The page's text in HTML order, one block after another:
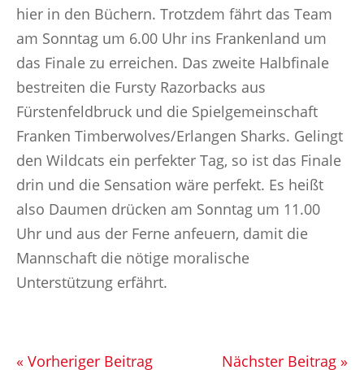
hier in den Büchern. Trotzdem fährt das Team
am Sonntag um 6.00 Uhr ins Frankenland um
das Finale zu erreichen. Das zweite Halbfinale
bestreiten die Fursty Razorbacks aus
Fürstenfeldbruck und die Spielgemeinschaft
Franken Timberwolves/Erlangen Sharks. Gelingt
den Wildcats ein perfekter Tag, so ist das Finale
drin und die Sensation wäre perfekt. Es heißt
also Daumen drücken am Sonntag um 11.00
Uhr und aus der Ferne anfeuern, damit die
Mannschaft die nötige moralische
Unterstützung erfährt.
« Vorheriger Beitrag Nächster Beitrag »